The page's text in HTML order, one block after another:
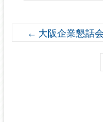
← 大阪企業懇話会